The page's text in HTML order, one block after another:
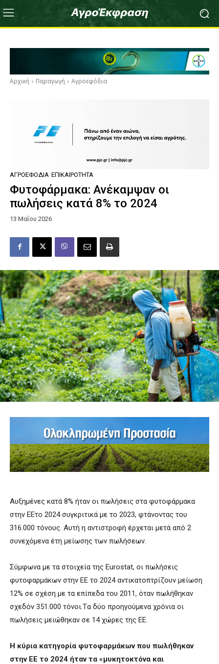
Αρχική Παραγωγή Αγροεφόδια
ΑΓΡΟΕΦΌΔΙΑ ΕΠΙΚΑΙΡΌΤΗΤΑ
Φυτοφάρμακα: Ανέκαμψαν οι
πωλήσεις κατά 8% το 2024
13 Μαΐου 2026
Αυξημένες κατά 8% ήταν οι πωλήσεις στα φυτοφάρμακα
στην EEτο 2024 συγκριτικά με το 2023, φτάνοντας του
316.000 τόνους. Αυτή η αντιστροφή έρχεται μετά από 2
συνεχόμενα έτη μείωσης των πωλήσεων.
Σύμφωνα με τα στοιχεία της Eurostat, οι πωλήσεις
φυτοφαρμάκων στην ΕΕ το 2024 αντικατοπτρίζουν μείωση
12% σε σχέση με τα επίπεδα του 2011, όταν πωλήθηκαν
σχεδόν 351.000 τόνοι.Tα δύο προηγούμενα χρόνια οι
πωλήσεις μειώθηκαν σε 14 χώρες της ΕΕ.
Η κύρια κατηγορία φυτοφαρμάκων που πωλήθηκαν
στην ΕΕ το 2024 ήταν τα «μυκητοκτόνα και